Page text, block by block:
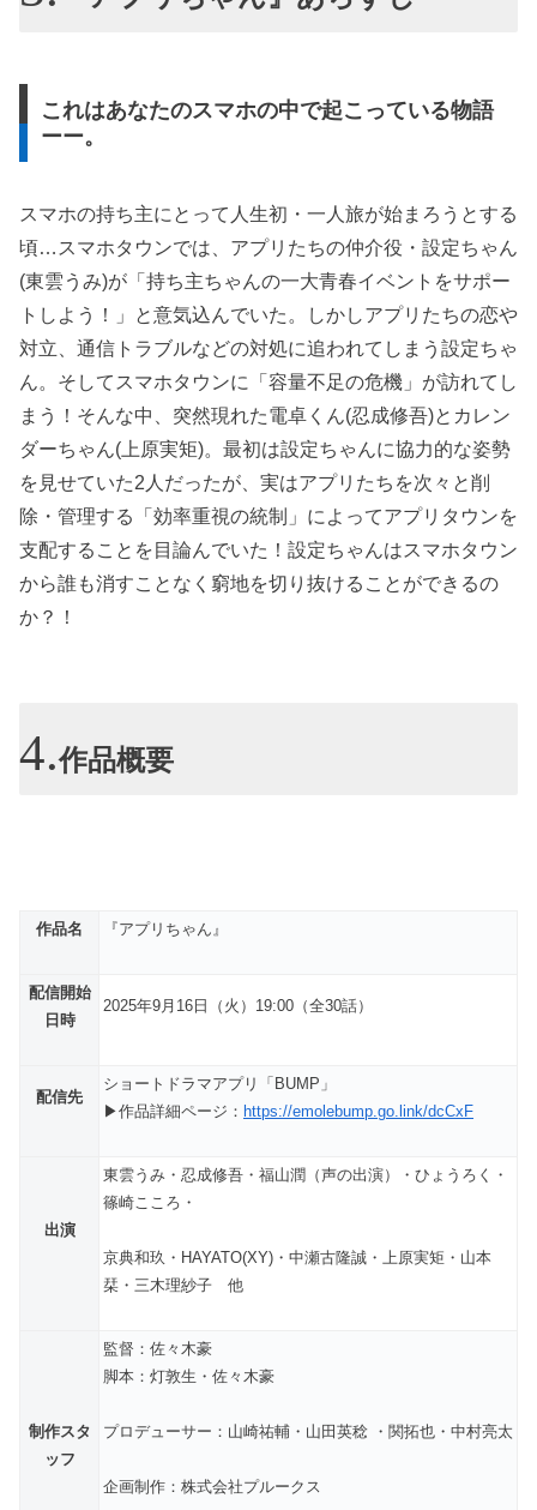
これはあなたのスマホの中で起こっている物語
ーー。
スマホの持ち主にとって人生初・一人旅が始まろうとする
頃…スマホタウンでは、アプリたちの仲介役・設定ちゃん
(東雲うみ)が「持ち主ちゃんの一大青春イベントをサポー
トしよう！」と意気込んでいた。しかしアプリたちの恋や
対立、通信トラブルなどの対処に追われてしまう設定ちゃ
ん。そしてスマホタウンに「容量不足の危機」が訪れてし
まう！そんな中、突然現れた電卓くん(忍成修吾)とカレン
ダーちゃん(上原実矩)。最初は設定ちゃんに協力的な姿勢
を見せていた2人だったが、実はアプリたちを次々と削
除・管理する「効率重視の統制」によってアプリタウンを
支配することを目論んでいた！設定ちゃんはスマホタウン
から誰も消すことなく窮地を切り抜けることができるの
か？！
作品概要
作品名 『アプリちゃん』
配信開始
日時
2025年9月16日（火）19:00（全30話）
配信先
ショートドラマアプリ「BUMP」
▶作品詳細ページ： https://emolebump.go.link/dcCxF
出演
東雲うみ・忍成修吾・福山潤（声の出演）・ひょうろく・
篠崎こころ・
京典和玖・HAYATO(XY)・中瀬古隆誠・上原実矩・山本
栞・三木理紗子 他
制作スタ
ッフ
監督：佐々木豪
脚本：灯敦生・佐々木豪
プロデューサー：山崎祐輔・山田英稔 ・関拓也・中村亮太
企画制作：株式会社プルークス